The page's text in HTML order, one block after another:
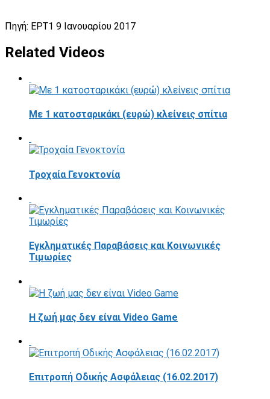
Πηγή: ΕΡΤ1 9 Ιανουαρίου 2017
Related Videos
Με 1 κατοσταρικάκι (ευρώ) κλείνεις σπίτια
Τροχαία Γενοκτονία
Εγκληματικές Παραβάσεις και Κοινωνικές
Τιμωρίες
Η ζωή μας δεν είναι Video Game
Επιτροπή Οδικής Ασφάλειας (16.02.2017)